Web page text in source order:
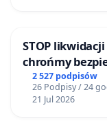
STOP
chrońmy
2 527 podpisów
26 Podpisy / 24
21 Jul 2026